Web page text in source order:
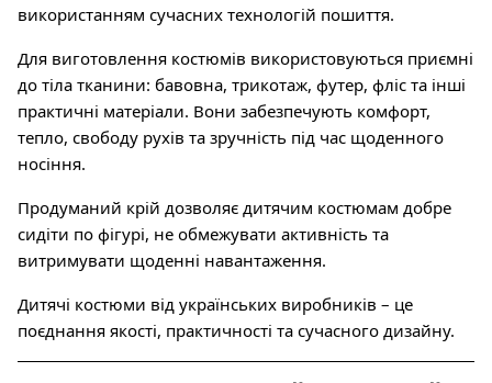
використанням сучасних технологій пошиття.
Для виготовлення костюмів використовуються приємні
до тіла тканини: бавовна, трикотаж, футер, фліс та інші
практичні матеріали. Вони забезпечують комфорт,
тепло, свободу рухів та зручність під час щоденного
носіння.
Продуманий крій дозволяє дитячим костюмам добре
сидіти по фігурі, не обмежувати активність та
витримувати щоденні навантаження.
Дитячі костюми від українських виробників – це
поєднання якості, практичності та сучасного дизайну.